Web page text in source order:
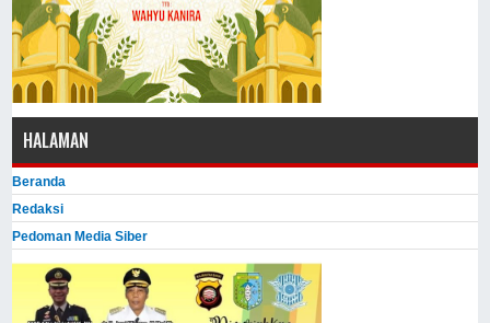
HALAMAN
Beranda
Redaksi
Pedoman Media Siber